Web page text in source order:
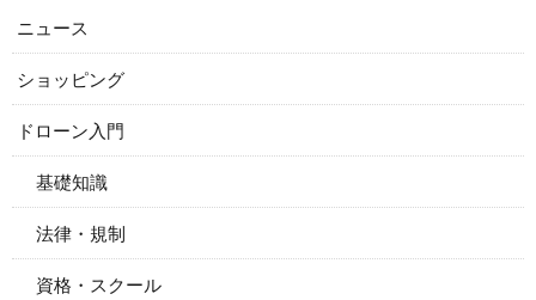
ニュース
ショッピング
ドローン入門
基礎知識
法律・規制
資格・スクール